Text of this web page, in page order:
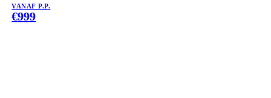
VANAF P.P.
€999